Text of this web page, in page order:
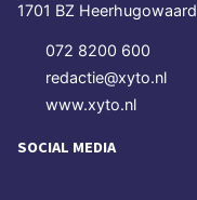
1701 BZ Heerhugowaard
072 8200 600
redactie@xyto.nl
www.xyto.nl
SOCIAL MEDIA